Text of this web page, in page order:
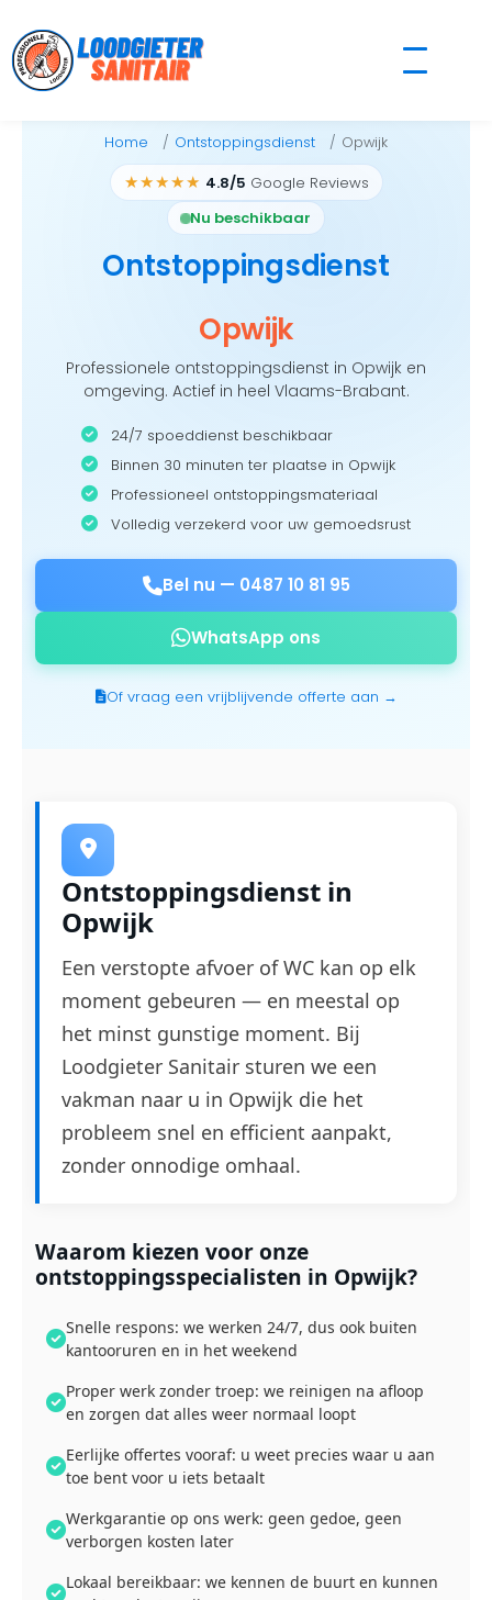
to
content
Home Ontstoppingsdienst Opwijk
★★★★★ 4.8/5 Google Reviews
Nu beschikbaar
Ontstoppingsdienst
Opwijk
Professionele ontstoppingsdienst in Opwijk en
omgeving. Actief in heel Vlaams-Brabant.
24/7 spoeddienst beschikbaar
Binnen 30 minuten ter plaatse in Opwijk
Professioneel ontstoppingsmateriaal
Volledig verzekerd voor uw gemoedsrust
Bel nu — 0487 10 81 95
WhatsApp ons
Of vraag een vrijblijvende offerte aan →
Ontstoppingsdienst in
Opwijk
Een verstopte afvoer of WC kan op elk
moment gebeuren — en meestal op
het minst gunstige moment. Bij
Loodgieter Sanitair sturen we een
vakman naar u in Opwijk die het
probleem snel en efficient aanpakt,
zonder onnodige omhaal.
Waarom kiezen voor onze
ontstoppingsspecialisten in Opwijk?
Snelle respons: we werken 24/7, dus ook buiten
kantooruren en in het weekend
Proper werk zonder troep: we reinigen na afloop
en zorgen dat alles weer normaal loopt
Eerlijke offertes vooraf: u weet precies waar u aan
toe bent voor u iets betaalt
Werkgarantie op ons werk: geen gedoe, geen
verborgen kosten later
Lokaal bereikbaar: we kennen de buurt en kunnen